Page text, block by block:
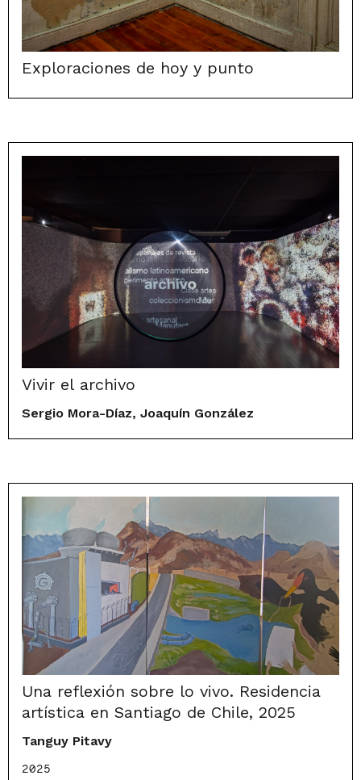
Exploraciones de hoy y punto
Vivir el archivo
Sergio Mora-Díaz, Joaquín González
Una reflexión sobre lo vivo. Residencia
artística en Santiago de Chile, 2025
Tanguy Pitavy
2025